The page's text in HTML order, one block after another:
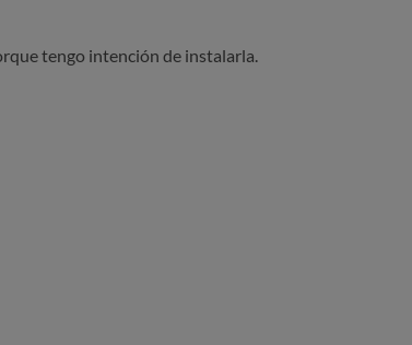
tengo intención de instalarla.